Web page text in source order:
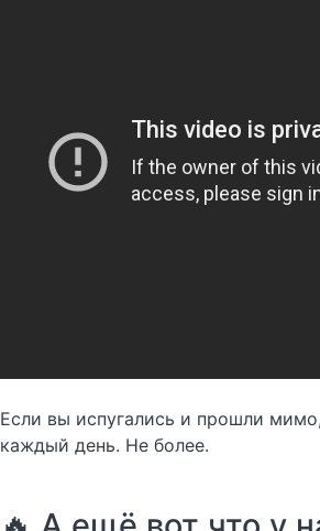
Если вы испугались и прошли
каждый день. Не более.